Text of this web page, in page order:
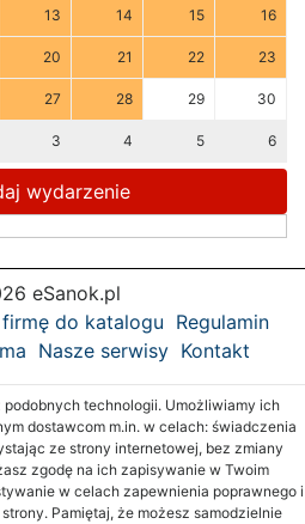
13 14 15 16
20 21 22 23
27 28 29 30
3 4 5 6
wydarzenie
eSanok.pl
do katalogu Regulamin
Nasze serwisy Kontakt
technologii. Umożliwiamy ich
dostawcom m.in. w celach: świadczenia
ze strony internetowej, bez zmiany
zgodę na ich zapisywanie w Twoim
w celach zapewnienia poprawnego i
Pamiętaj, że możesz samodzielnie